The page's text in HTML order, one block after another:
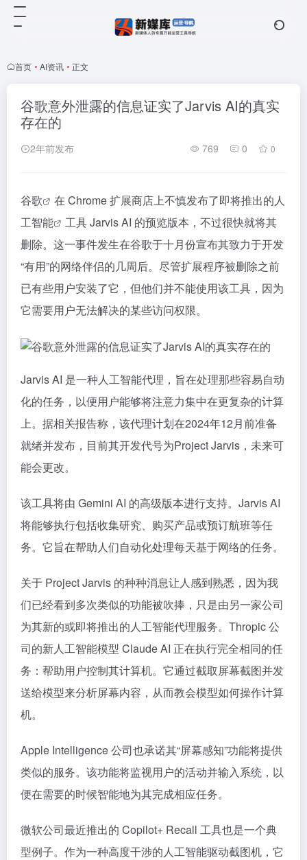
首页 • AI资讯 • 正文
谷歌意外泄露的信息证实了Jarvis AI的真实
存在的
2年前发布 769 0 0
谷歌 在 Chrome 扩展商店上不慎发布了即将推出的人
工智能
工具 Jarvis AI 的预览版本，不过很快就将其
删除。这一事件发生在谷歌于十月份宣布其致力于开发
“有用”的网络伴侣的几周后。尽管扩展程序被删除之前
已有些用户安装了它，但他们并不能使用该工具，因为
它需要用户无法解决的某些访问权限。
Jarvis AI 是一种人工智能代理，旨在处理那些容易自动
化的任务，以便用户能够将注意力集中在更复杂的计算
上。据相关报告称，该代理计划在2024年12月前准备
就绪并发布，目前其开发代号为Project Jarvis，未来可
能会更改。
该工具将由 Gemini AI 的高级版本进行支持。Jarvis AI
将能够执行包括收集研究、购买产品或预订航班等任
务。它旨在帮助人们自动化处理每天基于网络的任务。
关于 Project Jarvis 的种种消息让人感到熟悉，因为我
们已经看到多次类似的功能被吹捧，只是由另一家公司
为其新的或即将推出的人工智能代理服务。Thropic 公
司的新人工智能模型 Claude AI 正在执行完全相同的任
务：帮助用户控制其计算机。它通过截取屏幕截图并发
送给模型来分析屏幕内容，从而教会模型如何操作计算
机。
Apple Intelligence 公司也承诺其“屏幕感知”功能将提供
类似的服务。该功能将监视用户的活动并输入系统，以
便在需要的时候智能地为其完成相应任务。
微软公司最近推出的 Copilot+ Recall 工具也是一个典
型例子。作为一种高度干涉的人工智能驱动截图机，它